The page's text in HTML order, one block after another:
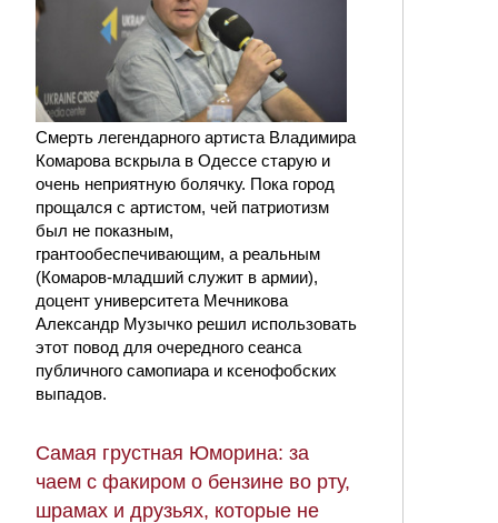
Смерть легендарного артиста Владимира
Комарова вскрыла в Одессе старую и
очень неприятную болячку. Пока город
прощался с артистом, чей патриотизм
был не показным,
грантообеспечивающим, а реальным
(Комаров-младший служит в армии),
доцент университета Мечникова
Александр Музычко решил использовать
этот повод для очередного сеанса
публичного самопиара и ксенофобских
выпадов.
Самая грустная Юморина: за
чаем с факиром о бензине во рту,
шрамах и друзьях, которые не